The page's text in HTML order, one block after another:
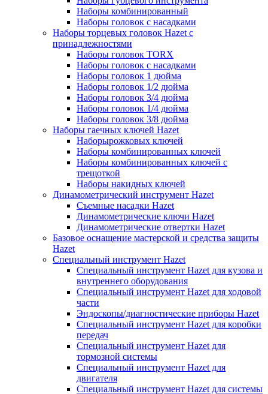
Наборы комбинированный
Наборы головок с насадками
Наборы торцевых головок Hazet с
принадлежностями
Наборы головок TORX
Наборы головок с насадками
Наборы головок 1 дюйма
Наборы головок 1/2 дюйма
Наборы головок 3/4 дюйма
Наборы головок 1/4 дюйма
Наборы головок 3/8 дюйма
Наборы гаечных ключей Hazet
Наборырожковых ключей
Наборы комбинированных ключей
Наборы комбинированных ключей с
трещоткой
Наборы накидных ключей
Динамометрический инструмент Hazet
Съемные насадки Hazet
Динамометрические ключи Hazet
Динамометрические отвертки Hazet
Базовое оснащение мастерской и средства защиты
Hazet
Специальный инструмент Hazet
Специальный инструмент Hazet для кузова и
внутреннего оборудования
Специальный инструмент Hazet для ходовой
части
Эндоскопы/диагностические приборы Hazet
Специальный инструмент Hazet для коробки
передач
Специальный инструмент Hazet для
тормозной системы
Специальный инструмент Hazet для
двигателя
Специальный инструмент Hazet для системы